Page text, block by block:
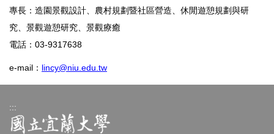
專長：造園景觀設計、農村規劃暨社區營造、休閒遊憩規劃與研
究、景觀遊憩研究、景觀療癒
電話：03-9317638
e-mail ： lincy@niu.edu.tw
:::